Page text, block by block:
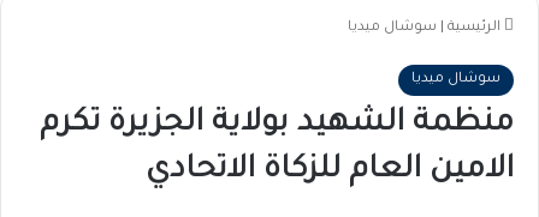
الرئيسية سوشال ميديا
سوشال ميديا
منظمة الشهيد بولاية الجزيرة تكرم
الامين العام للزكاة الاتحادي